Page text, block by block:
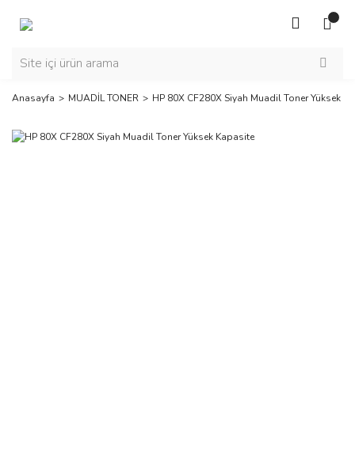
Anasayfa MUADİL TONER HP 80X CF280X Siyah Muadil Toner Yüksek